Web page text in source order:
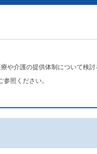
や介護の提供体制について検
参照ください。